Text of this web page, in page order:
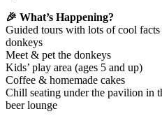
🎉 What’s Happening?
Guided tours with lots of cool
donkeys
Meet & pet the donkeys
Kids’ play area (ages 5 and up)
Coffee & homemade cakes
Chill seating under the pavilion in
beer lounge